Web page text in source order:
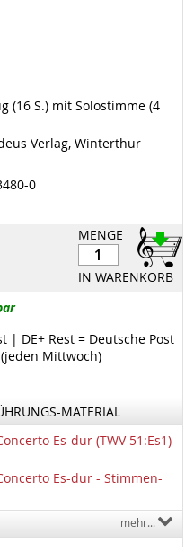
(16 S.) mit Solostimme (4
Verlag, Winterthur
0
MENGE
IN WARENKORB
| DE+ Rest = Deutsche Post
(jeden Mittwoch)
MATERIAL
Es-dur (TWV 51:Es1)
Es-dur - Stimmen-
mehr...